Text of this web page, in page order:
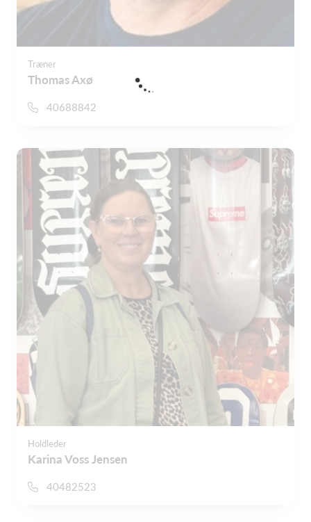
Træner
Thomas Axø
40688842
Holdleder
Karina Voss Jensen
40482523